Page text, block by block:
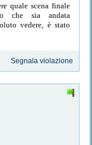
quale scena finale
che sia andata
vedere, è stato
Segnala violazione